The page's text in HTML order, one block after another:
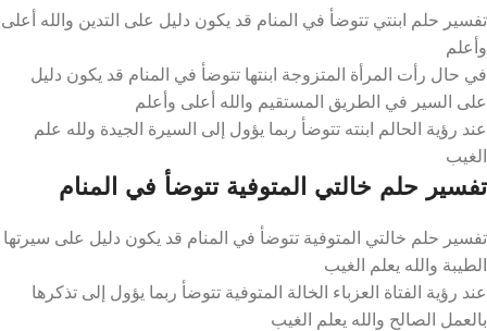
تفسير حلم ابنتي تتوضأ في المنام قد يكون دليل على التدين والله أعلى
وأعلم
في حال رأت المرأة المتزوجة ابنتها تتوضأ في المنام قد يكون دليل
على السير في الطريق المستقيم والله أعلى وأعلم
عند رؤية الحالم ابنته تتوضأ ربما يؤول إلى السيرة الجيدة ولله علم
الغيب
تفسير حلم خالتي المتوفية تتوضأ في المنام
تفسير حلم خالتي المتوفية تتوضأ في المنام قد يكون دليل على سيرتها
الطيبة والله يعلم الغيب
عند رؤية الفتاة العزباء الخالة المتوفية تتوضأ ربما يؤول إلى تذكرها
بالعمل الصالح والله يعلم الغيب